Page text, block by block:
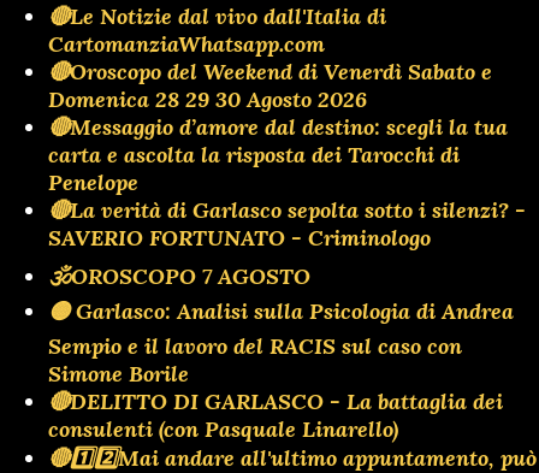
🔴Le Notizie dal vivo dall'Italia di
CartomanziaWhatsapp.com
🔴Oroscopo del Weekend di Venerdì Sabato e
Domenica 28 29 30 Agosto 2026
🔴Messaggio d’amore dal destino: scegli la tua
carta e ascolta la risposta dei Tarocchi di
Penelope
🔴La verità di Garlasco sepolta sotto i silenzi? -
SAVERIO FORTUNATO - Criminologo
🕉OROSCOPO 7 AGOSTO
🟡 Garlasco: Analisi sulla Psicologia di Andrea
Sempio e il lavoro del RACIS sul caso con
Simone Borile
🔴DELITTO DI GARLASCO - La battaglia dei
consulenti (con Pasquale Linarello)
🔴1️⃣2️⃣Mai andare all'ultimo appuntamento, può